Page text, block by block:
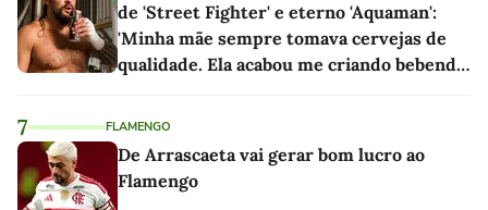
de 'Street Fighter' e eterno 'Aquaman':
'Minha mãe sempre tomava cervejas de
qualidade. Ela acabou me criando bebendo
7 FLAMENGO
De Arrascaeta vai gerar bom lucro ao
Flamengo